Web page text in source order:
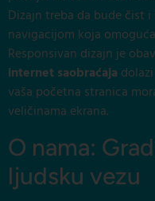
Dizajn treba da bude čist
navigacijom koja
Responsivan dizajn je
internet saobraćaja
vaša početna stranica
veličinama ekrana.
O nama:
ljudsku vezu